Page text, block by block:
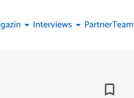
arrow_drop_down Interviews arrow_drop_down PartnerTeam
bookmark_border